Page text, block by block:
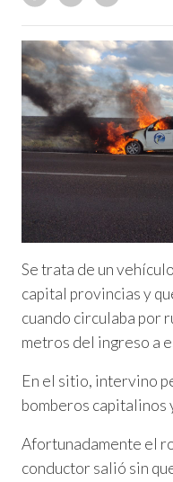
Se trata de un
capital provincias y
cuando circulaba por
metros del ingreso a
En el sitio, intervino
bomberos capitalinos
Afortunadamente el
conductor salió sin